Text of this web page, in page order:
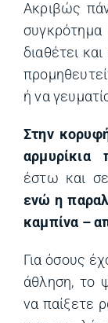
Ακριβώς
διαθέτει
ή να
Στην
έστω και
ενώ η
καμπίνα –
Για όσους
άθληση, το
να παίξετε